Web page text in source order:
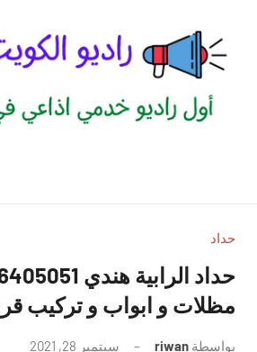
المحتوى
الكويت
للاعلانات
بالكويت
حداد
مظلات و ابواب و تركيب
بواسطة riwan سبتمبر 28, 2021